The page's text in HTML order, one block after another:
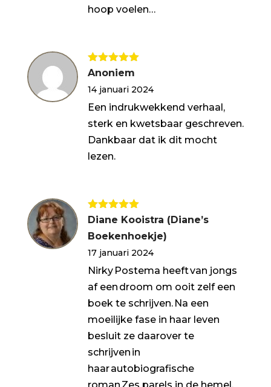
hoop voelen…
Gewaardeerd
Anoniem
14 januari 2024
Een indrukwekkend verhaal,
sterk en kwetsbaar geschreven.
Dankbaar dat ik dit mocht
lezen.
Gewaardeerd
Diane Kooistra (Diane’s
Boekenhoekje)
17 januari 2024
Nirky Postema heeft van jongs
af een droom om ooit zelf een
boek te schrijven. Na een
moeilijke fase in haar leven
besluit ze daarover te
schrijven in
haar autobiografische